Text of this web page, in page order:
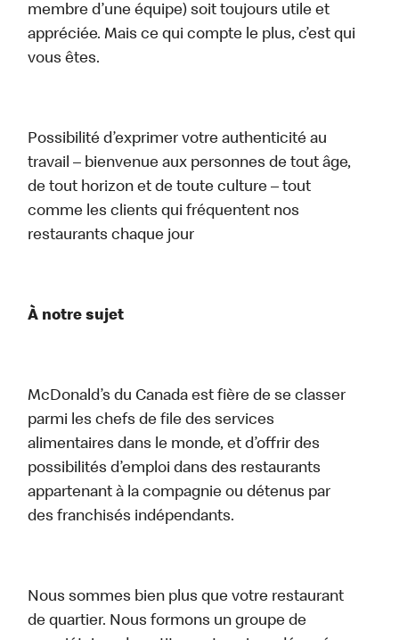
membre d’une équipe) soit toujours utile et
appréciée. Mais ce qui compte le plus, c’est qui
vous êtes.
Possibilité d’exprimer votre authenticité au
travail – bienvenue aux personnes de tout âge,
de tout horizon et de toute culture – tout
comme les clients qui fréquentent nos
restaurants chaque jour
À notre sujet
McDonald’s du Canada est fière de se classer
parmi les chefs de file des services
alimentaires dans le monde, et d’offrir des
possibilités d’emploi dans des restaurants
appartenant à la compagnie ou détenus par
des franchisés indépendants.
Nous sommes bien plus que votre restaurant
de quartier. Nous formons un groupe de